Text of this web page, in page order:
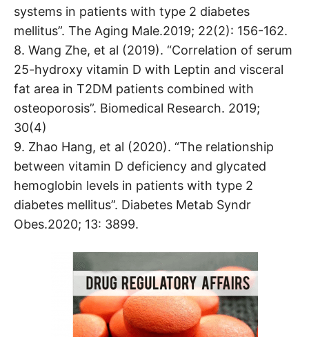
systems in patients with type 2 diabetes
mellitus”. The Aging Male.2019; 22(2): 156-162.
8. Wang Zhe, et al (2019). “Correlation of serum
25-hydroxy vitamin D with Leptin and visceral
fat area in T2DM patients combined with
osteoporosis”. Biomedical Research. 2019;
30(4)
9. Zhao Hang, et al (2020). “The relationship
between vitamin D deficiency and glycated
hemoglobin levels in patients with type 2
diabetes mellitus”. Diabetes Metab Syndr
Obes.2020; 13: 3899.